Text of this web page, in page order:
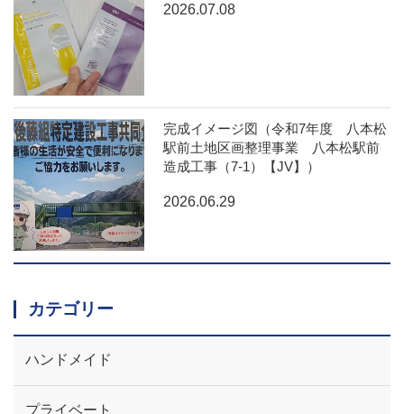
2026.07.08
完成イメージ図（令和7年度 八本松
駅前土地区画整理事業 八本松駅前
造成工事（7-1）【JV】）
2026.06.29
カテゴリー
ハンドメイド
プライベート